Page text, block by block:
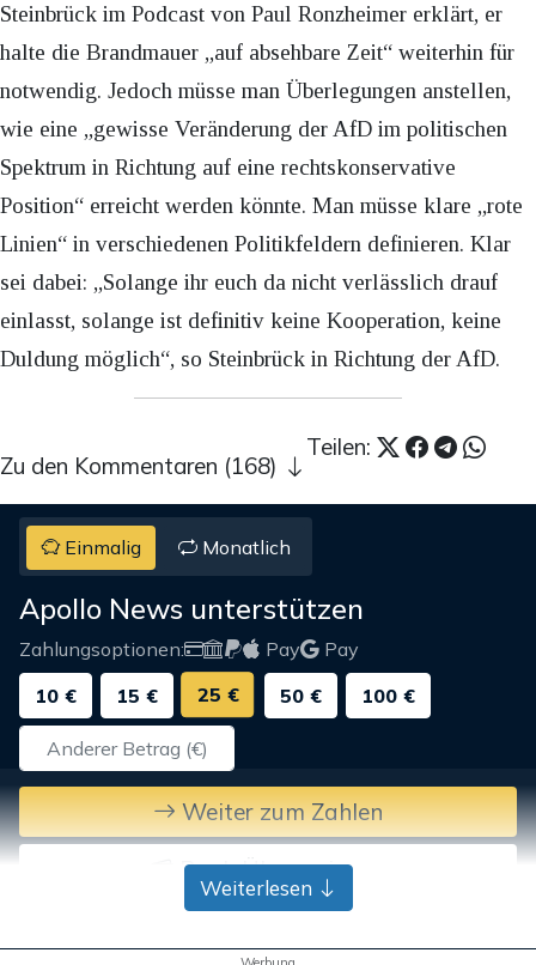
Steinbrück im Podcast von Paul Ronzheimer erklärt, er
halte die Brandmauer „auf absehbare Zeit“ weiterhin für
notwendig. Jedoch müsse man Überlegungen anstellen,
wie eine „gewisse Veränderung der AfD im politischen
Spektrum in Richtung auf eine rechtskonservative
Position“ erreicht werden könnte. Man müsse klare „rote
Linien“ in verschiedenen Politikfeldern definieren. Klar
sei dabei: „Solange ihr euch da nicht verlässlich drauf
einlasst, solange ist definitiv keine Kooperation, keine
Duldung möglich“, so Steinbrück in Richtung der AfD.
Teilen:
Zu den Kommentaren (168)
Einmalig Monatlich
Apollo News unterstützen
Zahlungsoptionen: Pay
Pay
10 €
15 € 25 € 50 € 100 €
Weiter zum Zahlen
Bank-Überweisung
Weiterlesen